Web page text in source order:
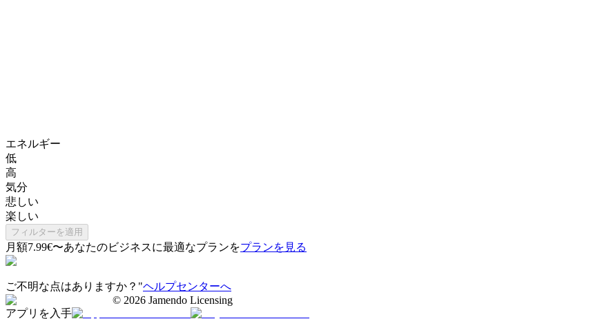
エネルギー
低
高
気分
悲しい
楽しい
フィルターを適用
月額7.99€〜あなたのビジネスに最適なプランをプランを見る
ご不明な点はありますか？"ヘルプセンターへ
© 2026 Jamendo Licensing
アプリを入手